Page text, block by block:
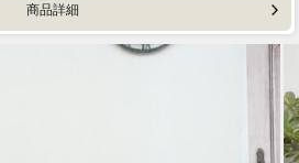
商品詳細